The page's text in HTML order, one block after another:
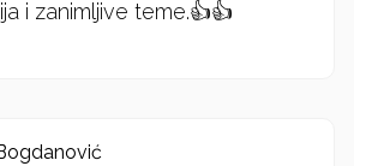
i zanimljive teme.👍👍